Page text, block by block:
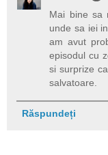
Mai bine sa
unde sa iei
am avut
episodul cu
si surprize
salvatoare.
Răspundeți